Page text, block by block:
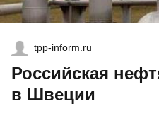
tpp-inform.ru
Российская
в Швеции